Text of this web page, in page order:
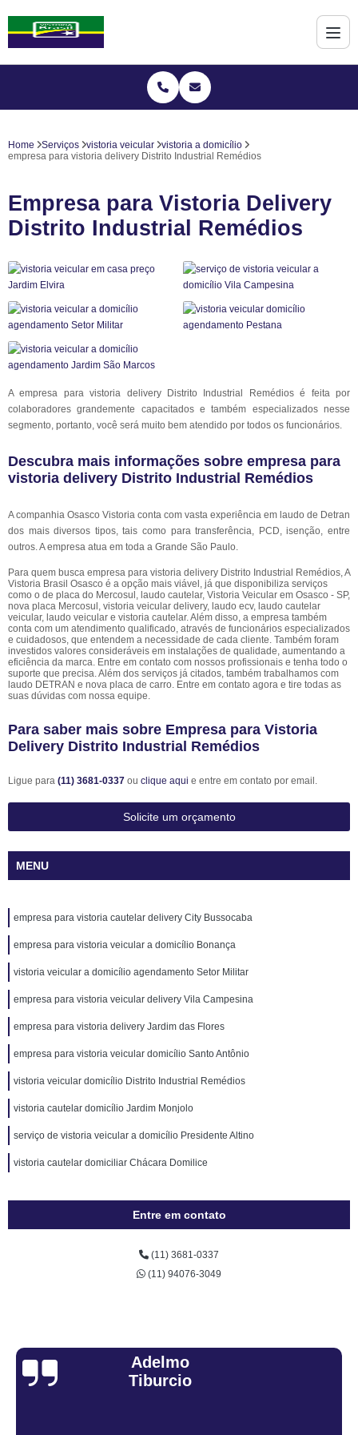
Home Serviços vistoria veicular
vistoria a domicílio
empresa para vistoria delivery Distrito Industrial Remédios
Empresa para Vistoria Delivery
Distrito Industrial Remédios
A empresa para vistoria delivery Distrito Industrial Remédios é feita por
colaboradores grandemente capacitados e também especializados nesse
segmento, portanto, você será muito bem atendido por todos os funcionários.
Descubra mais informações sobre empresa para
vistoria delivery Distrito Industrial Remédios
A companhia Osasco Vistoria conta com vasta experiência em laudo de Detran
dos mais diversos tipos, tais como para transferência, PCD, isenção, entre
outros. A empresa atua em toda a Grande São Paulo.
Para quem busca empresa para vistoria delivery Distrito Industrial Remédios, A
Vistoria Brasil Osasco é a opção mais viável, já que disponibiliza serviços
como o de placa do Mercosul, laudo cautelar, Vistoria Veicular em Osasco - SP,
nova placa Mercosul, vistoria veicular delivery, laudo ecv, laudo cautelar
veicular, laudo veicular e vistoria cautelar. Além disso, a empresa também
conta com um atendimento qualificado, através de funcionários especializados
e cuidadosos, que entendem a necessidade de cada cliente. Também foram
investidos valores consideráveis em instalações de qualidade, aumentando a
eficiência da marca. Entre em contato com nossos profissionais e tenha todo o
suporte que precisa. Além dos serviços já citados, também trabalhamos com
laudo DETRAN e nova placa de carro. Entre em contato agora e tire todas as
suas dúvidas com nossa equipe.
Para saber mais sobre Empresa para Vistoria
Delivery Distrito Industrial Remédios
Ligue para (11) 3681-0337 ou clique aqui e entre em contato por email.
Solicite um orçamento
MENU
empresa para vistoria cautelar delivery City Bussocaba
empresa para vistoria veicular a domicílio Bonança
vistoria veicular a domicílio agendamento Setor Militar
empresa para vistoria veicular delivery Vila Campesina
empresa para vistoria delivery Jardim das Flores
empresa para vistoria veicular domicílio Santo Antônio
vistoria veicular domicílio Distrito Industrial Remédios
vistoria cautelar domicílio Jardim Monjolo
serviço de vistoria veicular a domicílio Presidente Altino
vistoria cautelar domiciliar Chácara Domilice
Entre em contato
(11) 3681-0337
(11) 94076-3049
Adelmo
Tiburcio